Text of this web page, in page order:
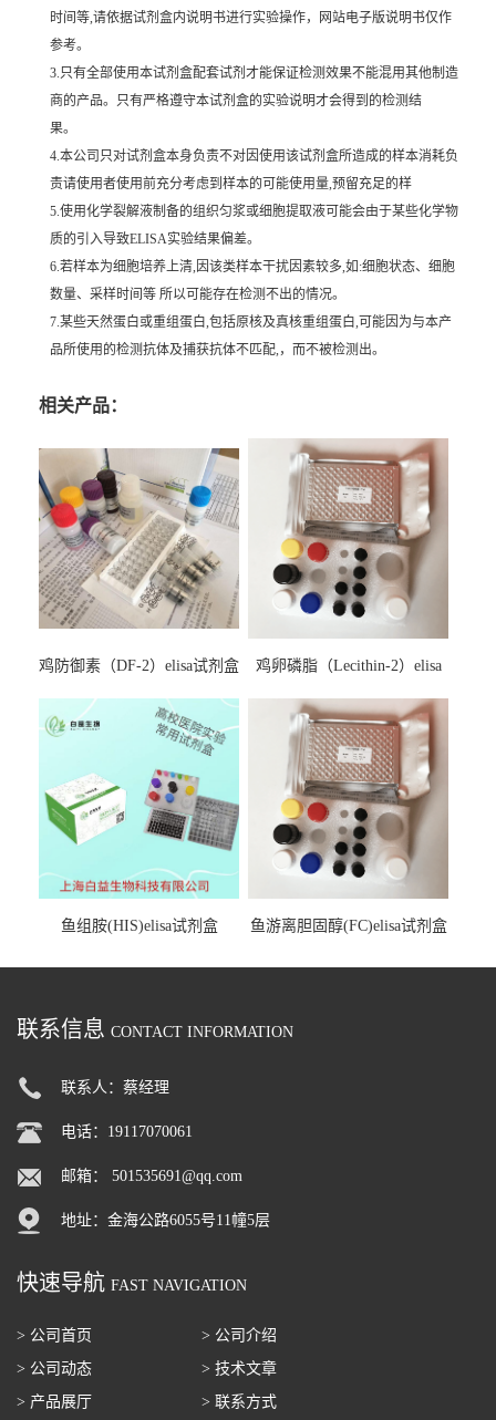
时间等,请依据试剂盒内说明书进行实验操作，网站电子版说明书仅作
参考。
3.只有全部使用本试剂盒配套试剂才能保证检测效果不能混用其他制造
商的产品。只有严格遵守本试剂盒的实验说明才会得到的检测结
果。
4.本公司只对试剂盒本身负责不对因使用该试剂盒所造成的样本消耗负
责请使用者使用前充分考虑到样本的可能使用量,预留充足的样
5.使用化学裂解液制备的组织匀浆或细胞提取液可能会由于某些化学物
质的引入导致ELISA实验结果偏差。
6.若样本为细胞培养上清,因该类样本干扰因素较多,如:细胞状态、细胞
数量、采样时间等 所以可能存在检测不出的情况。
7.某些天然蛋白或重组蛋白,包括原核及真核重组蛋白,可能因为与本产
品所使用的检测抗体及捕获抗体不匹配,，而不被检测出。
相关产品：
鸡防御素（DF-2）elisa试剂盒
鸡卵磷脂（Lecithin-2）elisa
鱼组胺(HIS)elisa试剂盒 鱼游离胆固醇(FC)elisa试剂盒
联系信息 CONTACT INFORMATION
联系人：蔡经理
电话：19117070061
邮箱： 501535691@qq.com
地址：金海公路6055号11幢5层
快速导航 FAST NAVIGATION
> 公司首页
> 公司介绍
> 公司动态
> 技术文章
> 产品展厅
> 联系方式